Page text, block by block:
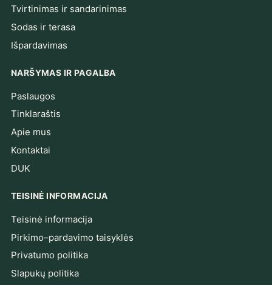
Tvirtinimas ir sandarinimas
Sodas ir terasa
Išpardavimas
NARŠYMAS IR PAGALBA
Paslaugos
Tinklaraštis
Apie mus
Kontaktai
DUK
TEISINĖ INFORMACIJA
Teisinė informacija
Pirkimo–pardavimo taisyklės
Privatumo politika
Slapukų politika